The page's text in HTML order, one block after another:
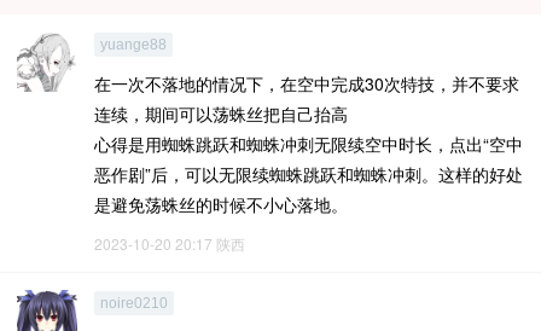
yuange88
在一次不落地的情况下，在空中完成30次特技，并不要求
连续，期间可以荡蛛丝把自己抬高
心得是用蜘蛛跳跃和蜘蛛冲刺无限续空中时长，点出“空中
恶作剧”后，可以无限续蜘蛛跳跃和蜘蛛冲刺。这样的好处
是避免荡蛛丝的时候不小心落地。
2023-10-20 20:17 陕西
noire0210